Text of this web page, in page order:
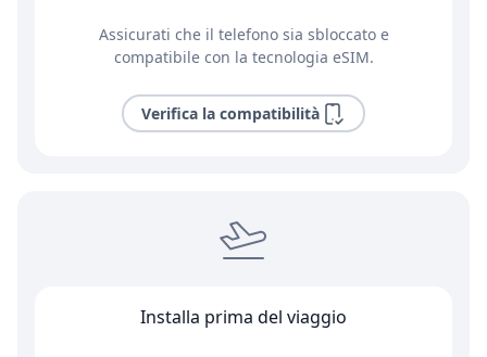
Assicurati che il telefono sia sbloccato e
compatibile con la tecnologia eSIM.
Verifica la compatibilità
Installa prima del viaggio